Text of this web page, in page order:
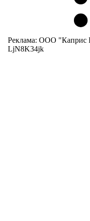
Реклама: ООО "Каприс
LjN8K34jk